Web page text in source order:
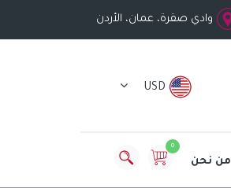
وادي صقرة، عمان، الأردن
USD
0
من نحن